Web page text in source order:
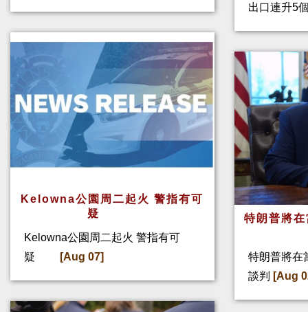
Kelowna公園周二起火 警指有可
疑
Kelowna公園周二起火 警指有可
疑
[Aug 07]
出口連升5
特朗普將
特朗普將在
談判
[Aug